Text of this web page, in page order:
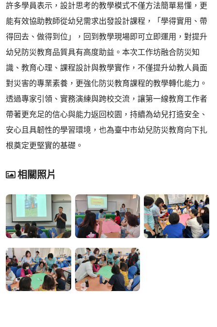
許多學員表示，設計思考的教學模式不僅方法簡單易懂，更
能有效協助教師從幼兒需求出發設計課程，「學得實用、帶
得回去、做得到位」，回到教學現場即可立即運用，對提升
幼兒防災教育品質具有高度助益。本次工作坊融合防災知
識、教育心理、課程設計與教學實作，不僅提升幼教人員面
對災害的專業素養，更強化防災教育課程的教學轉化能力。
透過專家引領、實務演練與跨校交流，讓第一線教育工作者
帶著更充足的信心與能力返回校園，持續為幼兒打造安全、
安心且具韌性的學習環境，也為臺中市幼兒防災教育向下扎
根奠定更堅實的基礎。
相關照片